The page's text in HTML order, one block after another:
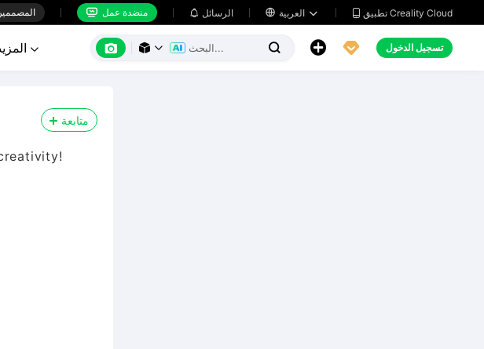
 منضدة عمل  الرسائل    تطبيق Creality Cloud
       تسجيل الدخول
متابعة